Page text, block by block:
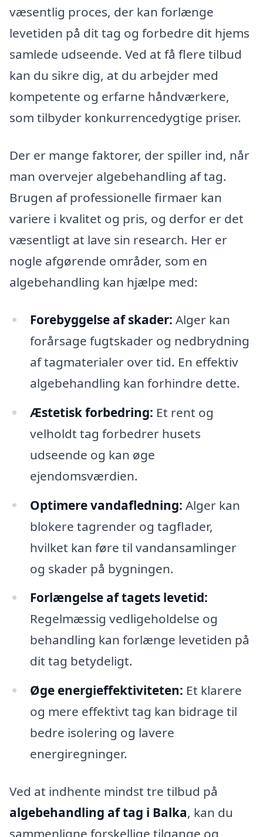
væsentlig proces, der kan forlænge
levetiden på dit tag og forbedre dit hjems
samlede udseende. Ved at få flere tilbud
kan du sikre dig, at du arbejder med
kompetente og erfarne håndværkere,
som tilbyder konkurrencedygtige priser.
Der er mange faktorer, der spiller ind, når
man overvejer algebehandling af tag.
Brugen af professionelle firmaer kan
variere i kvalitet og pris, og derfor er det
væsentligt at lave sin research. Her er
nogle afgørende områder, som en
algebehandling kan hjælpe med:
Forebyggelse af skader: Alger kan
forårsage fugtskader og nedbrydning
af tagmaterialer over tid. En effektiv
algebehandling kan forhindre dette.
Æstetisk forbedring: Et rent og
velholdt tag forbedrer husets
udseende og kan øge
ejendomsværdien.
Optimere vandafledning: Alger kan
blokere tagrender og tagflader,
hvilket kan føre til vandansamlinger
og skader på bygningen.
Forlængelse af tagets levetid:
Regelmæssig vedligeholdelse og
behandling kan forlænge levetiden på
dit tag betydeligt.
Øge energieffektiviteten: Et klarere
og mere effektivt tag kan bidrage til
bedre isolering og lavere
energiregninger.
Ved at indhente mindst tre tilbud på
algebehandling af tag i Balka, kan du
sammenligne forskellige tilgange og